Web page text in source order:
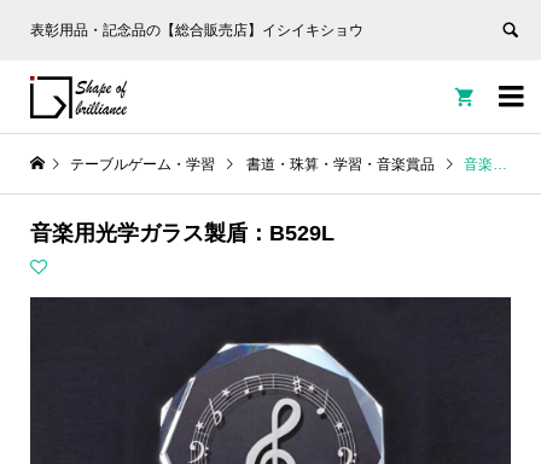
表彰用品・記念品の【総合販売店】イシイキショウ


テーブルゲーム・学習 書道・珠算・学習・音楽賞品 音楽用光学ガラス製盾：B529L
音楽用光学ガラス製盾：B529L